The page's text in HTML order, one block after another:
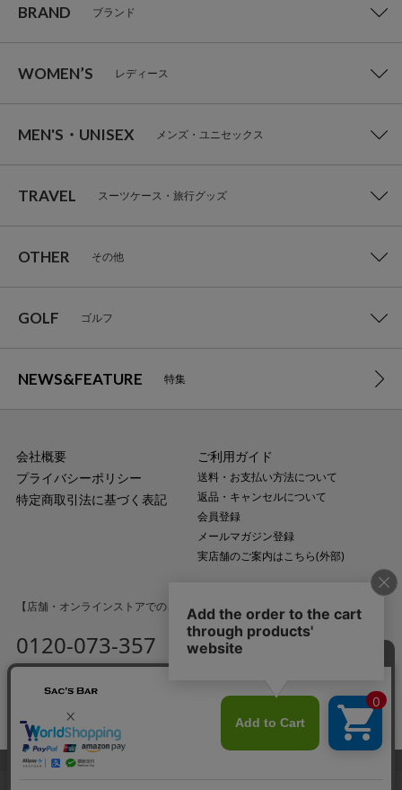
BRAND ブランド
WOMEN’S レディース
MEN'S・UNISEX メンズ・ユニセックス
TRAVEL スーツケース・旅行グッズ
OTHER その他
GOLF ゴルフ
NEWS&FEATURE 特集
会社概要
プライバシーポリシー
特定商取引法に基づく表記
ご利用ガイド
送料・お支払い方法について
返品・キャンセルについて
会員登録
メールマガジン登録
実店舗のご案内はこちら(外部)
【店舗・オンラインストアでのご購入に関するお問い合わせ】
0120-073-357 MAIL
（土・日・祝日・年末年始を除く）